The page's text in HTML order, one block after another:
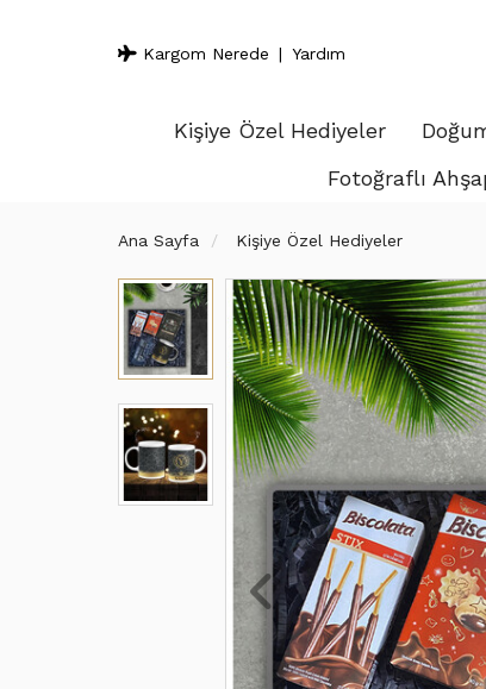
Kargom Nerede Yardım
Kişiye Özel Hediyeler
Fotoğraflı
Ana Sayfa Kişiye Özel Hediyeler